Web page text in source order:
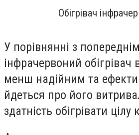
Обігрівач
У порівнянні з
інфрачервоний обігрівач
менш надійним та
йдеться про його
здатність обігрівати цілу